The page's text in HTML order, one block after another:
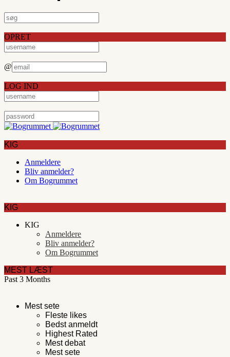
OPRET
@
LOG IND
KIG
Anmeldere
Bliv anmelder?
Om Bogrummet
KIG
KIG
Anmeldere
Bliv anmelder?
Om Bogrummet
MEST LÆST
Past 3 Months
Mest sete
Fleste likes
Bedst anmeldt
Highest Rated
Mest debat
Mest sete